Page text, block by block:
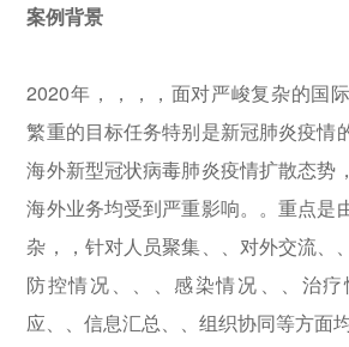
案例背景
2020年，，，，面对严峻复杂的国际
繁重的目标任务特别是新冠肺炎疫情
海外新型冠状病毒肺炎疫情扩散态势
海外业务均受到严重影响。。重点
杂，，针对人员聚集、、对外交流、、
防控情况、、、感染情况、、治
应、、信息汇总、、组织协同等方面